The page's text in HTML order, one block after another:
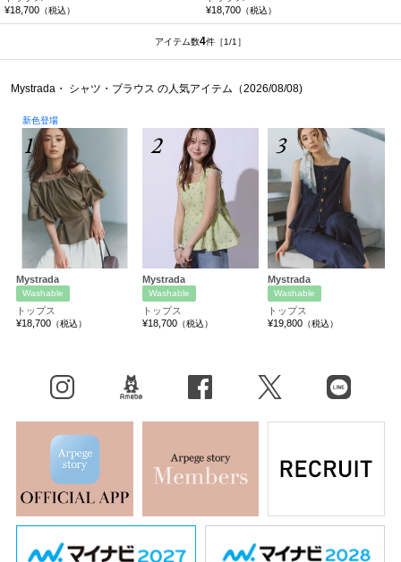
¥18,700 （税込）
¥18,700 （税込）
アイテム数4件 ［1/1］
Mystrada・ シャツ・ブラウス の人気アイテム（2026/08/08)
新色登場
1
Mystrada
Washable
トップス
¥18,700（税込）
2
Mystrada
Washable
トップス
¥18,700（税込）
3
Mystrada
Washable
トップス
¥19,800 （税込）
X（旧Twitter） LINE